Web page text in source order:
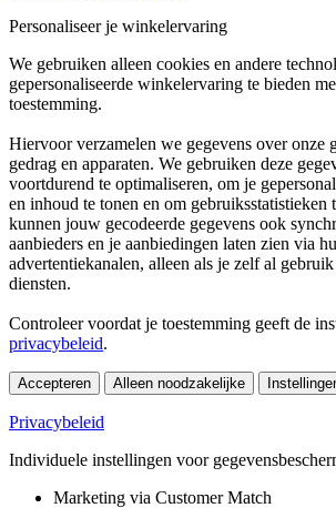
Personaliseer je winkelervaring
We gebruiken alleen cookies en andere
gepersonaliseerde winkelervaring te bieden
toestemming.
Hiervoor verzamelen we gegevens over onze
gedrag en apparaten. We gebruiken deze
voortdurend te optimaliseren, om je
en inhoud te tonen en om gebruiksstatistieken
kunnen jouw gecodeerde gegevens ook
aanbieders en je aanbiedingen laten zien via
advertentiekanalen, alleen als je zelf al
diensten.
Controleer voordat je toestemming geeft de
privacybeleid.
Accepteren Alleen noodzakelijke
Privacybeleid
Individuele instellingen voor
Marketing via Customer Match